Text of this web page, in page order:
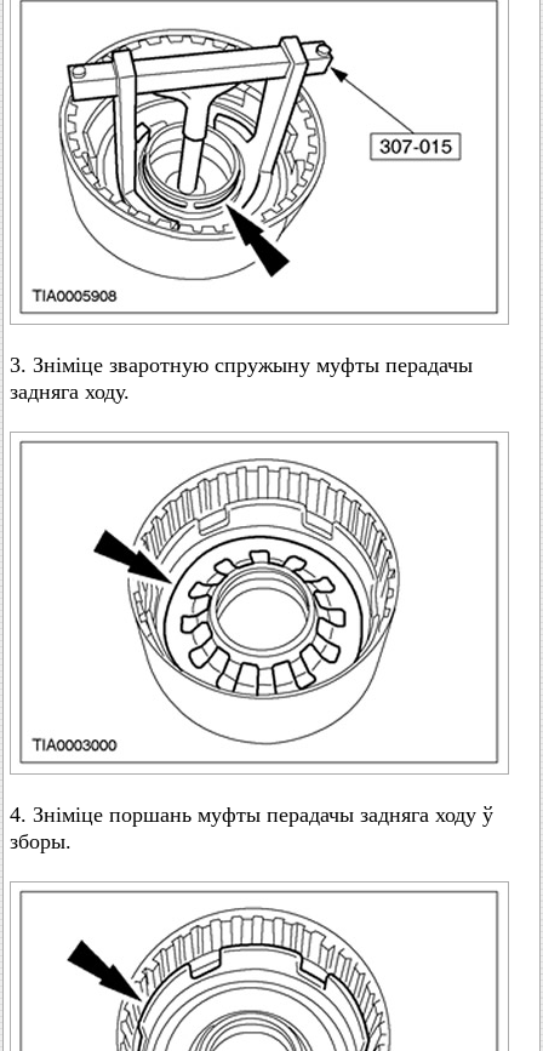
3. Зніміце зваротную спружыну муфты перадачы
задняга ходу.
4. Зніміце поршань муфты перадачы задняга ходу ў
зборы.